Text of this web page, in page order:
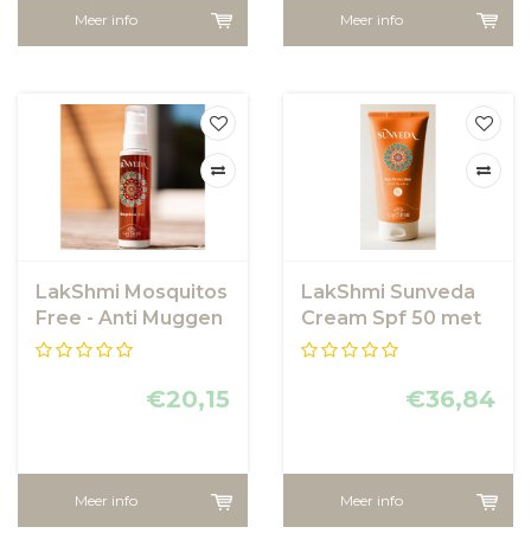
Meer info Meer info
LakShmi Mosquitos
Free - Anti Muggen
Spray
€20,15
Meer info
LakShmi Sunveda
Cream Spf 50 met
amandelolie
€36,84
Meer info